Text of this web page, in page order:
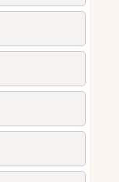
и
Лимон,